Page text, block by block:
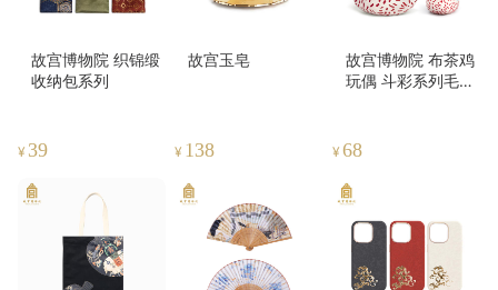
故宫博物院 织锦缎
收纳包系列
¥ 39
故宫玉皂
¥ 138
故宫博物院 布茶鸡
玩偶 斗彩系列毛绒
¥ 68